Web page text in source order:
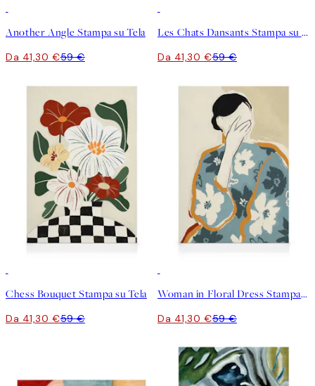
Another Angle Stampa su Tela
Da 41,30 €59 €
Les Chats Dansants Stampa su Tela
Da 41,30 €59 €
Chess Bouquet Stampa su Tela
Da 41,30 €59 €
Woman in Floral Dress Stampa su Tela
Da 41,30 €59 €